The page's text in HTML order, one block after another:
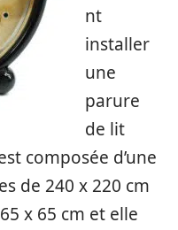
nt
installer
une
parure
de lit
composée d’une
de 240 x 220 cm
x 65 cm et elle